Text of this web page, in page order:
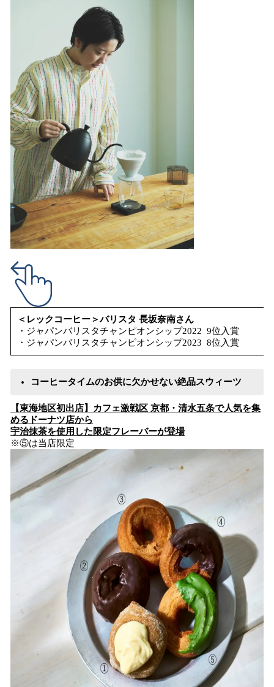
＜レックコーヒー＞バリスタ 長坂奈南さん
・ジャパンバリスタチャンピオンシップ2022 9位入賞
・ジャパンバリスタチャンピオンシップ2023 8位入賞
コーヒータイムのお供に欠かせない絶品スウィーツ
【東海地区初出店】カフェ激戦区 京都・清水五条で人気を集
めるドーナツ店から
宇治抹茶を使用した限定フレーバーが登場
※⑤は当店限定